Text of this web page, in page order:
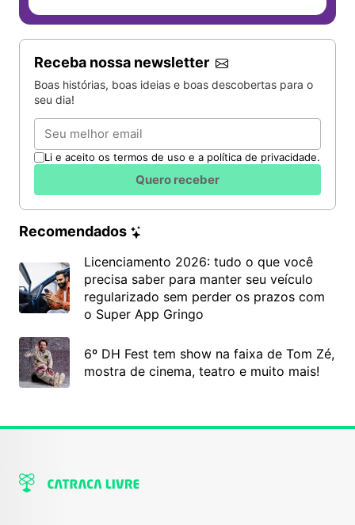
Receba nossa newsletter
Boas histórias, boas ideias e boas descobertas para o
seu dia!
Email
Li e aceito os termos de uso e a política de privacidade.
Quero receber
Recomendados
Licenciamento 2026: tudo o que você
precisa saber para manter seu veículo
regularizado sem perder os prazos com
o Super App Gringo
6º DH Fest tem show na faixa de Tom Zé,
mostra de cinema, teatro e muito mais!